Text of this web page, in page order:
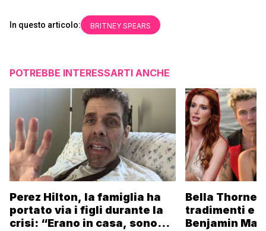
In questo articolo: BRITNEY SPEARS
POTREBBE INTERESSARTI ANCHE
Perez Hilton, la famiglia ha
portato via i figli durante la
crisi: “Erano in casa, sono
Bella Thorne
tradimenti e
Benjamin